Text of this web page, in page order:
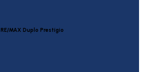
RE/MAX Duplo Prestígio